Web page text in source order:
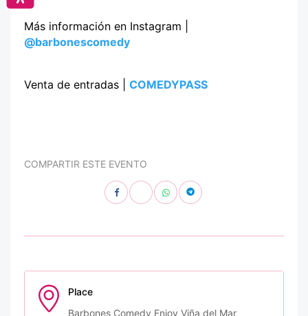
Más información en Instagram |
@barbonescomedy
Venta de entradas | COMEDYPASS
COMPARTIR ESTE EVENTO
Place
Barbones Comedy Enjoy Viña del Mar